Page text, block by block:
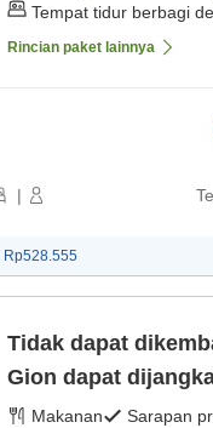
Tempat tidur berbagi
Rincian paket lainnya
|
Rp528.555
Tidak dapat
Gion dapat
sarapan】
Makanan Sarapan